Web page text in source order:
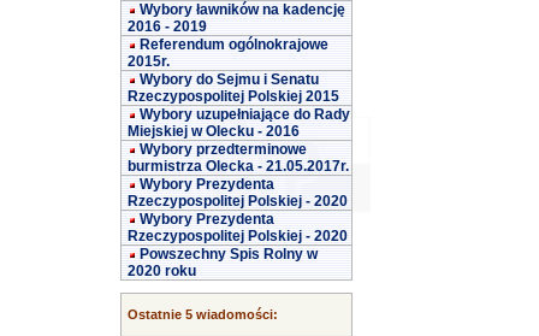
Wybory ławników na kadencję
2016 - 2019
Referendum ogólnokrajowe
2015r.
Wybory do Sejmu i Senatu
Rzeczypospolitej Polskiej 2015
Wybory uzupełniające do Rady
Miejskiej w Olecku - 2016
Wybory przedterminowe
burmistrza Olecka - 21.05.2017r.
Wybory Prezydenta
Rzeczypospolitej Polskiej - 2020
Wybory Prezydenta
Rzeczypospolitej Polskiej - 2020
Powszechny Spis Rolny w
2020 roku
Ostatnie 5 wiadomości: